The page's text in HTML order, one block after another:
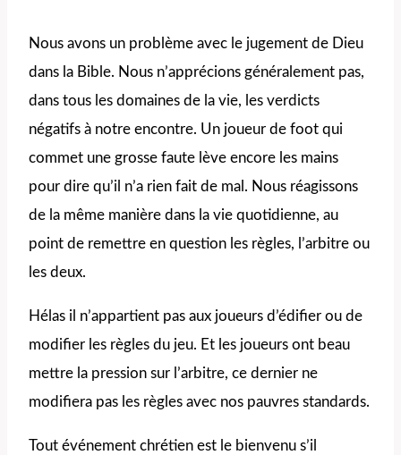
Nous avons un problème avec le jugement de Dieu
dans la Bible. Nous n’apprécions généralement pas,
dans tous les domaines de la vie, les verdicts
négatifs à notre encontre. Un joueur de foot qui
commet une grosse faute lève encore les mains
pour dire qu’il n’a rien fait de mal. Nous réagissons
de la même manière dans la vie quotidienne, au
point de remettre en question les règles, l’arbitre ou
les deux.
Hélas il n’appartient pas aux joueurs d’édifier ou de
modifier les règles du jeu. Et les joueurs ont beau
mettre la pression sur l’arbitre, ce dernier ne
modifiera pas les règles avec nos pauvres standards.
Tout événement chrétien est le bienvenu s’il